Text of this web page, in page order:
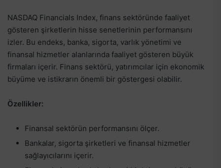
NASDAQ Financials Index, finans sektöründe faaliyet
gösteren şirketlerin hisse senetlerinin performansını
izler. Bu endeks, banka, sigorta, varlık yönetimi ve
finansal hizmetler alanlarında faaliyet gösteren büyük
firmaları içerir. Finans sektörü, yatırımcılar için ekonomik
büyüme ve istikrarın önemli bir göstergesi olabilir.
Özellikler:
Finansal sektörün performansını ölçer.
Bankalar, sigorta şirketleri ve finansal hizmetler
sağlayıcılarını içerir.